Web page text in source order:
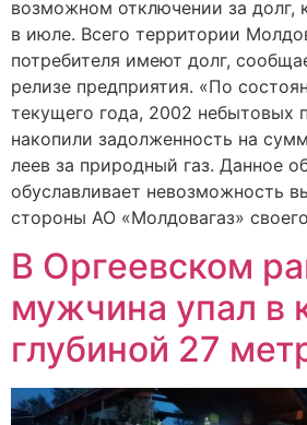
возможном отключении за долг,
в июле. Всего территории
потребителя имеют долг,
релизе предприятия. «По
текущего года, 2002 небытовых
накопили задолженность на
леев за природный газ. Данное
обуславливает невозможность
стороны АО «Молдовагаз»
В Оргеевском
мужчина упал в
глубиной 27